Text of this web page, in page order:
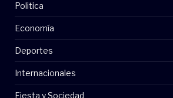
Politica
Economía
Deportes
Internacionales
Fiesta y Sociedad